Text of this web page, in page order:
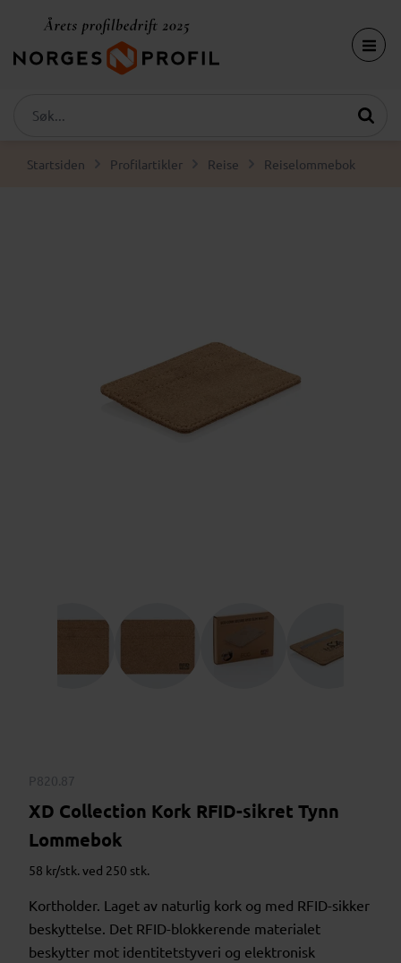
Startsiden Profilartikler Reise Reiselommebok
P820.87
XD Collection Kork RFID-sikret Tynn
Lommebok
58 kr/stk. ved 250 stk.
Kortholder. Laget av naturlig kork og med RFID-sikker
beskyttelse. Det RFID-blokkerende materialet
beskytter mot identitetstyveri og elektronisk